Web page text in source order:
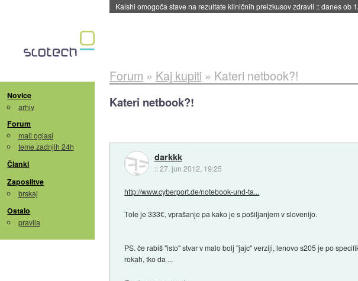
Sandisk že prodal več kot polovico SSD-jev za naslednji dve leti::danes ob
Novice
arhiv
Forum
mali oglasi
teme zadnjih 24h
Članki
Zaposlitve
brskaj
Ostalo
pravila
Forum » Kaj kupiti » Kateri netbook?!
Kateri netbook?!
darkkk
::27. jun 2012, 19:25
http://www.cyberport.de/notebook-und-ta...
Tole je 333€, vprašanje pa kako je s pošiljanjem v slovenijo.
PS. če rabiš "isto" stvar v malo bolj "jajc" verziji, lenovo s205 je po
rokah, tko da ...